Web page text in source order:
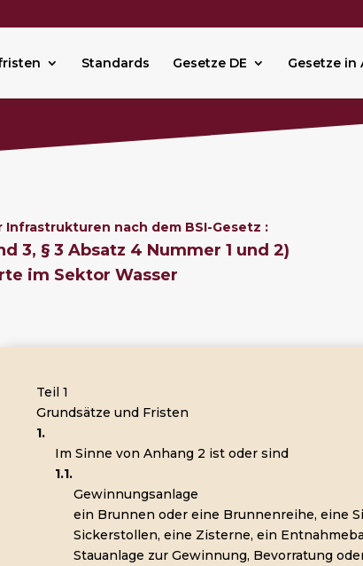
Standards Gesetze DE Gesetze in
Infrastrukturen nach dem BSI-Gesetz :
3, § 3 Absatz 4 Nummer 1 und 2)
im Sektor Wasser
Teil 1
Grundsätze und Fristen
1.
Im Sinne von Anhang 2 ist oder sind
1.1.
Gewinnungsanlage
ein Brunnen oder eine Brunnenreihe, eine
Sickerstollen, eine Zisterne, ein
Stauanlage zur Gewinnung, Bevorratung